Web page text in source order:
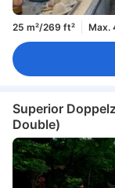
25 m²/269 ft² Max.
Superior
Double)